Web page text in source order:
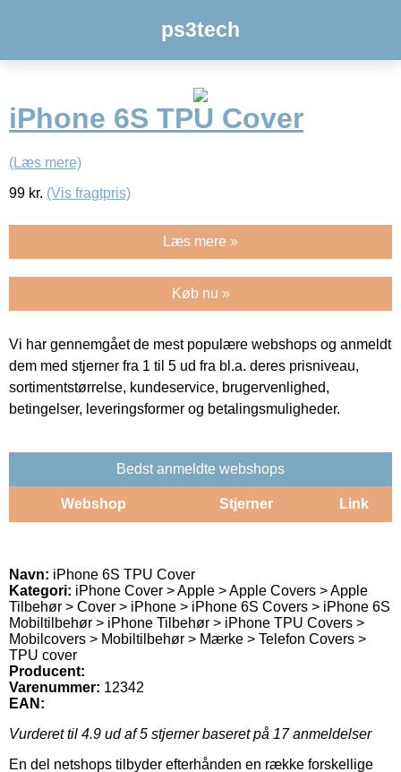
ps3tech
iPhone 6S TPU Cover
(Læs mere)
99 kr. (Vis fragtpris)
Læs mere »
Køb nu »
Vi har gennemgået de mest populære webshops og anmeldt
dem med stjerner fra 1 til 5 ud fra bl.a. deres prisniveau,
sortimentstørrelse, kundeservice, brugervenlighed,
betingelser, leveringsformer og betalingsmuligheder.
Bedst anmeldte webshops
Webshop Stjerner Link
Navn: iPhone 6S TPU Cover
Kategori: iPhone Cover > Apple > Apple Covers > Apple
Tilbehør > Cover > iPhone > iPhone 6S Covers > iPhone 6S
Mobiltilbehør > iPhone Tilbehør > iPhone TPU Covers >
Mobilcovers > Mobiltilbehør > Mærke > Telefon Covers >
TPU cover
Producent:
Varenummer: 12342
EAN:
Vurderet til 4.9 ud af 5 stjerner baseret på 17anmeldelser
En del netshops tilbyder efterhånden en række forskellige